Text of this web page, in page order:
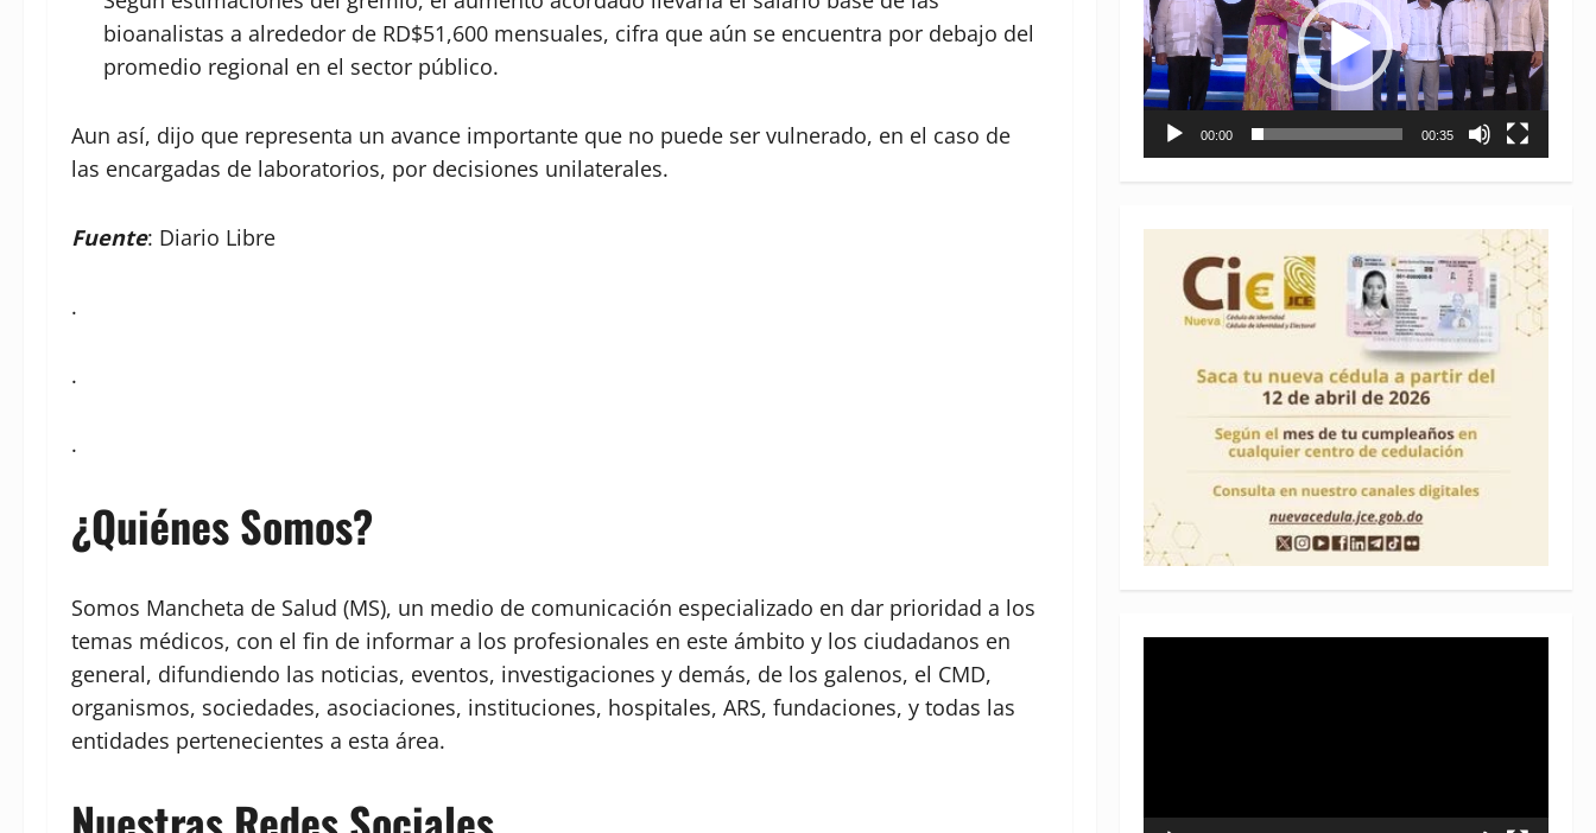
bioanalistas a alrededor de RD$51,600 mensuales, cifra que aún se encuentra por debajo del
promedio regional en el sector público.
Aun así, dijo que representa un avance importante que no puede ser vulnerado, en el caso de
las encargadas de laboratorios, por decisiones unilaterales.
Fuente: Diario Libre
.
.
.
¿Quiénes Somos?
Somos Mancheta de Salud (MS), un medio de comunicación especializado en dar prioridad a los
temas médicos, con el fin de informar a los profesionales en este ámbito y los ciudadanos en
general, difundiendo las noticias, eventos, investigaciones y demás, de los galenos, el CMD,
organismos, sociedades, asociaciones, instituciones, hospitales, ARS, fundaciones, y todas las
entidades pertenecientes a esta área.
00:00 00:35